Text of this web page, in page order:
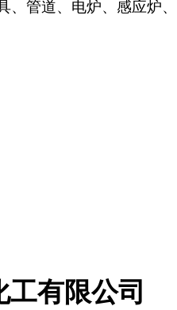
、管道、电炉、感应炉、
有限公司